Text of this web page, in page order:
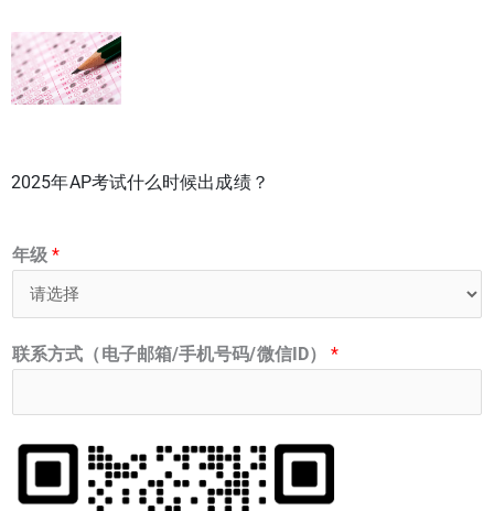
2025年AP考试什么时候出成绩？
年级*
联系方式（电子邮箱/手机号码/微信ID）*